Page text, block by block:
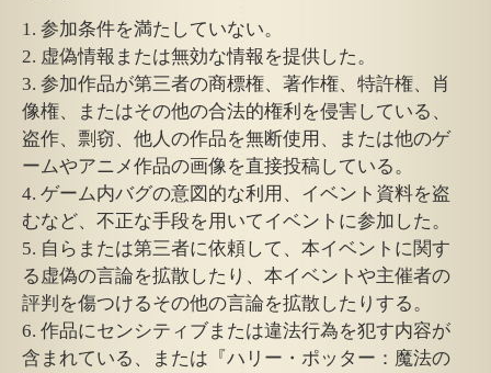
1. 参加条件を満たしていない。
2. 虚偽情報または無効な情報を提供した。
3. 参加作品が第三者の商標権、著作権、特許権、肖
像権、またはその他の合法的権利を侵害している、
盗作、剽窃、他人の作品を無断使用、または他のゲ
ームやアニメ作品の画像を直接投稿している。
4. ゲーム内バグの意図的な利用、イベント資料を盗
むなど、不正な手段を用いてイベントに参加した。
5. 自らまたは第三者に依頼して、本イベントに関す
る虚偽の言論を拡散したり、本イベントや主催者の
評判を傷つけるその他の言論を拡散したりする。
6. 作品にセンシティブまたは違法行為を犯す内容が
含まれている、または『ハリー・ポッター：魔法の